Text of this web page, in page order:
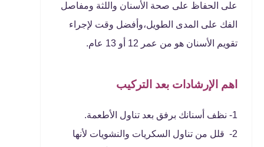
على الحفاظ على صحة الأسنان واللثة ومفاصل
الفك على المدى الطويل،وأفضل وقت لإجراء
تقويم الأسنان هو من عمر 12 أو 13 عام.
اهم الإرشادات بعد التركيب
1- نظف أسنانك برفق بعد تناول الأطعمة.
2- قلل من تناول السكريات والنشويات لأنها